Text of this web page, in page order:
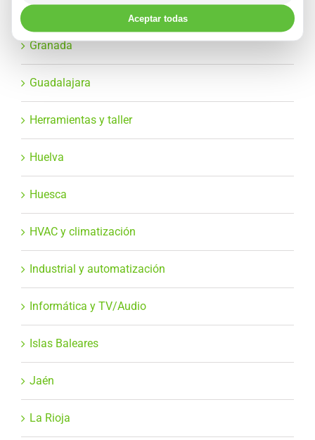
Girona
Granada
Guadalajara
Herramientas y taller
Huelva
Huesca
HVAC y climatización
Industrial y automatización
Informática y TV/Audio
Islas Baleares
Jaén
La Rioja
Aceptar todas